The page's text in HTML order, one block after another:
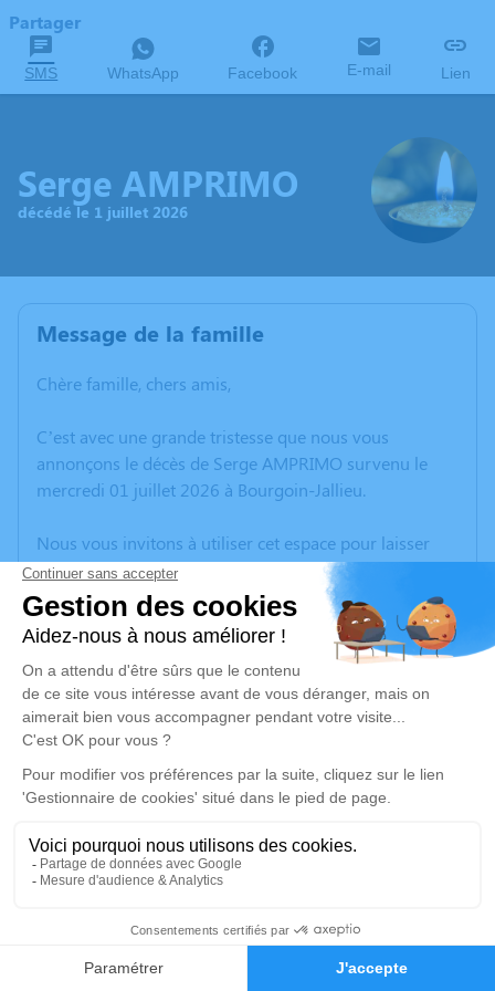
Faire-part Hommages
Partager
SMS WhatsApp Facebook E-mail Lien
Serge AMPRIMO
décédé le 1 juillet 2026
Message de la famille
Chère famille, chers amis,
C’est avec une grande tristesse que nous vous
annonçons le décès de Serge AMPRIMO survenu le
mercredi 01 juillet 2026 à Bourgoin-Jallieu.
Nous vous invitons à utiliser cet espace pour laisser
vos condoléances, partager des photos souvenirs, une
anecdote ou exprimer vos pensées à travers des
poèmes ou des textes. Cet endroit est un lieu
d'expression dédié à honorer la mémoire de Serge
AMPRIMO.
Un service de plantation d’arbre hommage est
disponible ici.
Je rends hommage
Cérémonie
CENTRE FUNERAIRE BOUDRIER 31 Rue Lavoisier
38300 Bourgoin Jallieu